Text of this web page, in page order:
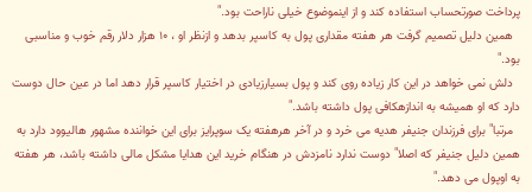
پرداخت صورتحساب استفاده کند و از اینموضوع خیلی ناراحت بود."
همین دلیل تصمیم گرفت هر هفته مقداری پول به کاسپر بدهد و ازنظر او ، ۱۰ هزار دلار رقم خوب و مناسبی
بود."
دلش نمی خواهد در این کار زیاده روی کند و پول بسیارزیادی در اختیار کاسپر قرار دهد اما در عین حال دوست
دارد که او همیشه به اندازهکافی پول داشته باشد."
مرتبا" برای فرزندان جنیفر هدیه می خرد و در آخر هرهفته یک سوپرایز برای این خواننده مشهور هالیوود دارد به
همین دلیل جنیفر که اصلا" دوست ندارد نامزدش در هنگام خرید این هدایا مشکل مالی داشته باشد، هر هفته
به اوپول می دهد."